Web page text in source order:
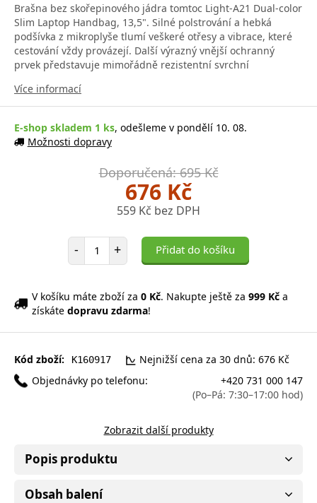
Brašna bez skořepinového jádra tomtoc Light-A21 Dual-color
Slim Laptop Handbag, 13,5". Silné polstrování a hebká
podšívka z mikroplyše tlumí veškeré otřesy a vibrace, které
cestování vždy provázejí. Další výrazný vnější ochranný
prvek představuje mimořádně rezistentní svrchní
Více informací
E-shop skladem 1 ks, odešleme v pondělí 10. 08.
Možnosti dopravy
Doporučená: 695 Kč
676 Kč
559 Kč bez DPH
- Počet položek
+ Přidat do košíku
V košíku máte zboží za 0 Kč. Nakupte ještě za 999 Kč a
získáte dopravu zdarma!
Kód zboží: K160917
Nejnižší cena za 30 dnů: 676 Kč
Objednávky po telefonu:
+420 731 000 147
(Po–Pá: 7:30–17:00 hod)
Zobrazit další produkty
Popis produktu
Obsah balení